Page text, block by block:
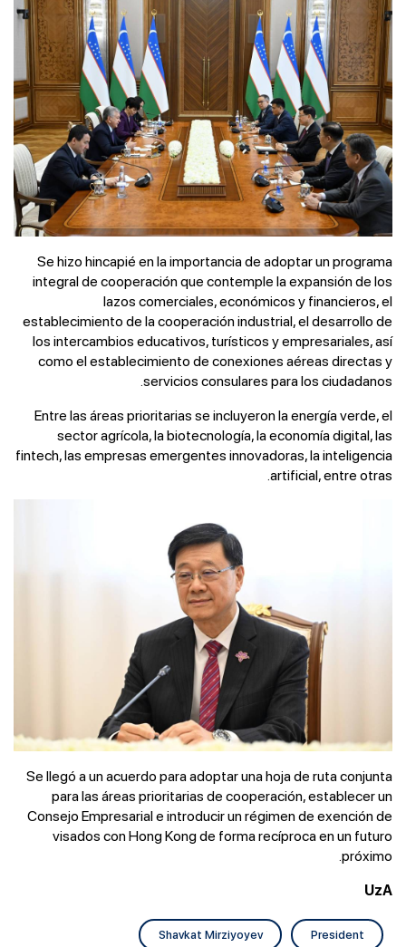
Se hizo hincapié en la importancia de adoptar un programa
integral de cooperación que contemple la expansión de los
lazos comerciales, económicos y financieros, el
establecimiento de la cooperación industrial, el desarrollo de
los intercambios educativos, turísticos y empresariales, así
como el establecimiento de conexiones aéreas directas y
servicios consulares para los ciudadanos.
Entre las áreas prioritarias se incluyeron la energía verde, el
sector agrícola, la biotecnología, la economía digital, las
fintech, las empresas emergentes innovadoras, la inteligencia
artificial, entre otras.
Se llegó a un acuerdo para adoptar una hoja de ruta conjunta
para las áreas prioritarias de cooperación, establecer un
Consejo Empresarial e introducir un régimen de exención de
visados ​​con Hong Kong de forma recíproca en un futuro
próximo.
UzA
President
Shavkat Mirziyoyev